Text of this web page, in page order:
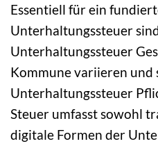
Essentiell für ein
Unterhaltungssteuer
Unterhaltungssteuer
Kommune variieren und
Unterhaltungssteuer
Steuer umfasst sowohl
digitale Formen der